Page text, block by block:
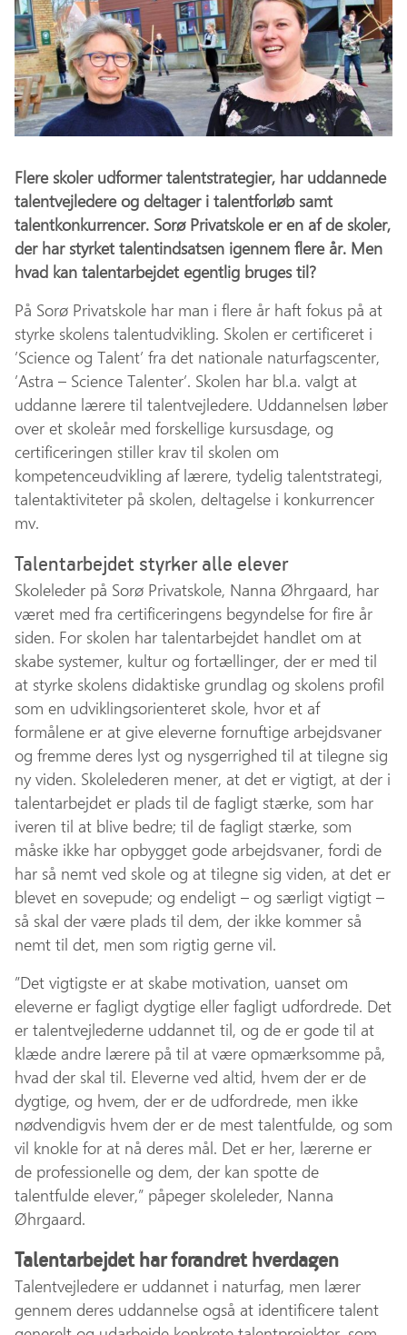
Flere skoler udformer talentstrategier, har uddannede
talentvejledere og deltager i talentforløb samt
talentkonkurrencer. Sorø Privatskole er en af de skoler,
der har styrket talentindsatsen igennem flere år. Men
hvad kan talentarbejdet egentlig bruges til?
På Sorø Privatskole har man i flere år haft fokus på at
styrke skolens talentudvikling. Skolen er certificeret i
’Science og Talent’ fra det nationale naturfagscenter,
’Astra – Science Talenter’. Skolen har bl.a. valgt at
uddanne lærere til talentvejledere. Uddannelsen løber
over et skoleår med forskellige kursusdage, og
certificeringen stiller krav til skolen om
kompetenceudvikling af lærere, tydelig talentstrategi,
talentaktiviteter på skolen, deltagelse i konkurrencer
mv.
Talentarbejdet styrker alle elever
Skoleleder på Sorø Privatskole, Nanna Øhrgaard, har
været med fra certificeringens begyndelse for fire år
siden. For skolen har talentarbejdet handlet om at
skabe systemer, kultur og fortællinger, der er med til
at styrke skolens didaktiske grundlag og skolens profil
som en udviklingsorienteret skole, hvor et af
formålene er at give eleverne fornuftige arbejdsvaner
og fremme deres lyst og nysgerrighed til at tilegne sig
ny viden. Skolelederen mener, at det er vigtigt, at der i
talentarbejdet er plads til de fagligt stærke, som har
iveren til at blive bedre; til de fagligt stærke, som
måske ikke har opbygget gode arbejdsvaner, fordi de
har så nemt ved skole og at tilegne sig viden, at det er
blevet en sovepude; og endeligt – og særligt vigtigt –
så skal der være plads til dem, der ikke kommer så
nemt til det, men som rigtig gerne vil.
”Det vigtigste er at skabe motivation, uanset om
eleverne er fagligt dygtige eller fagligt udfordrede. Det
er talentvejlederne uddannet til, og de er gode til at
klæde andre lærere på til at være opmærksomme på,
hvad der skal til. Eleverne ved altid, hvem der er de
dygtige, og hvem, der er de udfordrede, men ikke
nødvendigvis hvem der er de mest talentfulde, og som
vil knokle for at nå deres mål. Det er her, lærerne er
de professionelle og dem, der kan spotte de
talentfulde elever,” påpeger skoleleder, Nanna
Øhrgaard.
Talentarbejdet har forandret hverdagen
Talentvejledere er uddannet i naturfag, men lærer
gennem deres uddannelse også at identificere talent